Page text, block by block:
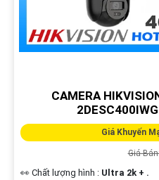
CAMERA
Giá Khuyến
Giá
👀 Chất lượng hình : Ultra 2k + .